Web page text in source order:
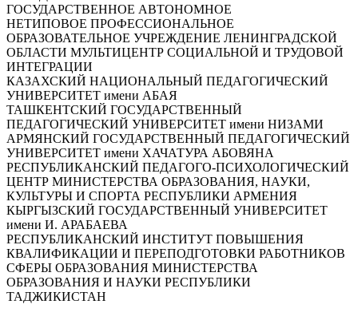
ГОСУДАРСТВЕННОЕ АВТОНОМНОЕ
НЕТИПОВОЕ ПРОФЕССИОНАЛЬНОЕ
ОБРАЗОВАТЕЛЬНОЕ УЧРЕЖДЕНИЕ ЛЕНИНГРАДСКОЙ
ОБЛАСТИ МУЛЬТИЦЕНТР СОЦИАЛЬНОЙ И ТРУДОВОЙ
ИНТЕГРАЦИИ
КАЗАХСКИЙ НАЦИОНАЛЬНЫЙ ПЕДАГОГИЧЕСКИЙ
УНИВЕРСИТЕТ имени АБАЯ
ТАШКЕНТСКИЙ ГОСУДАРСТВЕННЫЙ
ПЕДАГОГИЧЕСКИЙ УНИВЕРСИТЕТ имени НИЗАМИ
АРМЯНСКИЙ ГОСУДАРСТВЕННЫЙ ПЕДАГОГИЧЕСКИЙ
УНИВЕРСИТЕТ имени ХАЧАТУРА АБОВЯНА
РЕСПУБЛИКАНСКИЙ ПЕДАГОГО-ПСИХОЛОГИЧЕСКИЙ
ЦЕНТР МИНИСТЕРСТВА ОБРАЗОВАНИЯ, НАУКИ,
КУЛЬТУРЫ И СПОРТА РЕСПУБЛИКИ АРМЕНИЯ
КЫРГЫЗСКИЙ ГОСУДАРСТВЕННЫЙ УНИВЕРСИТЕТ
имени И. АРАБАЕВА
РЕСПУБЛИКАНСКИЙ ИНСТИТУТ ПОВЫШЕНИЯ
КВАЛИФИКАЦИИ И ПЕРЕПОДГОТОВКИ РАБОТНИКОВ
СФЕРЫ ОБРАЗОВАНИЯ МИНИСТЕРСТВА
ОБРАЗОВАНИЯ И НАУКИ РЕСПУБЛИКИ
ТАДЖИКИСТАН